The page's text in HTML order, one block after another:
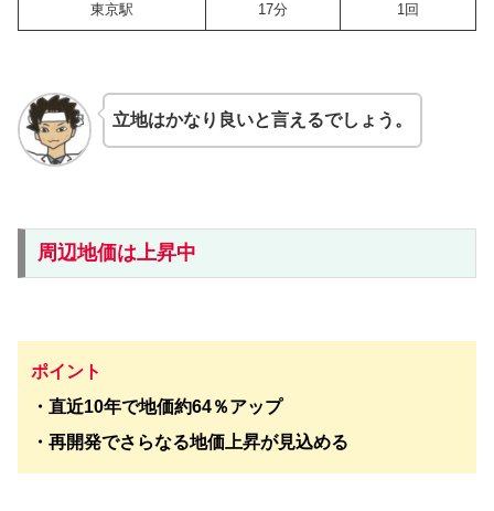
東京駅 17分 1回
立地はかなり良いと言えるでしょう。
周辺地価は上昇中
ポイント
・直近10年で地価約64％アップ
・再開発でさらなる地価上昇が見込める